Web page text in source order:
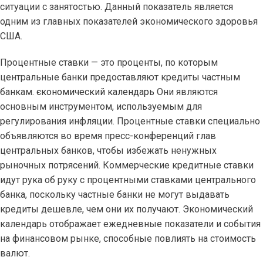
ситуации с занятостью. Данный показатель является
одним из главных показателей экономического здоровья
США.
Процентные ставки — это проценты, по которым
центральные банки предоставляют кредиты частным
банкам. єкономический календарь Они являются
основным инструментом, используемым для
регулирования инфляции. Процентные ставки специально
объявляются во время пресс-конференций глав
центральных банков, чтобы избежать ненужных
рыночных потрясений. Коммерческие кредитные ставки
идут рука об руку с процентными ставками центрального
банка, поскольку частные банки не могут выдавать
кредиты дешевле, чем они их получают. Экономический
календарь отображает ежедневные показатели и события
на финансовом рынке, способные повлиять на стоимость
валют.